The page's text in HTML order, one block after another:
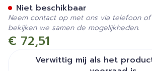
€ 72,51
Verwittig mij als het
Niet beschikbaar
Neem contact op met ons via telefoon
bekijken we samen de mogelijkheden.